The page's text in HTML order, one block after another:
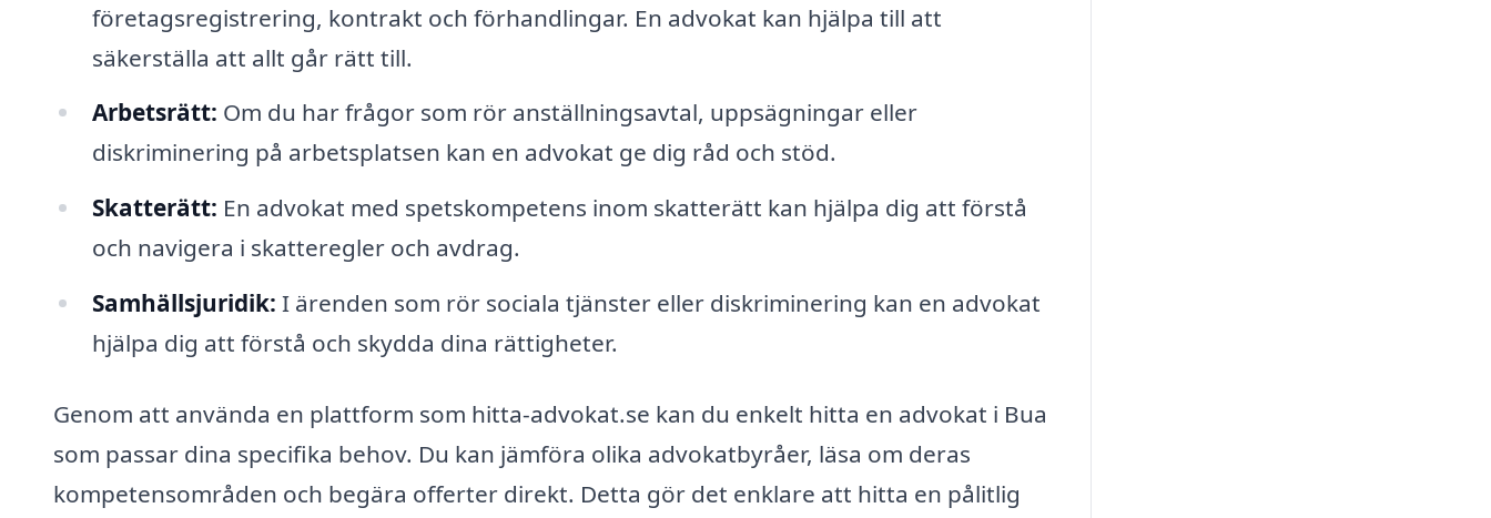
företagsregistrering, kontrakt och förhandlingar. En advokat kan hjälpa till att
säkerställa att allt går rätt till.
Arbetsrätt: Om du har frågor som rör anställningsavtal, uppsägningar eller
diskriminering på arbetsplatsen kan en advokat ge dig råd och stöd.
Skatterätt: En advokat med spetskompetens inom skatterätt kan hjälpa dig att förstå
och navigera i skatteregler och avdrag.
Samhällsjuridik: I ärenden som rör sociala tjänster eller diskriminering kan en advokat
hjälpa dig att förstå och skydda dina rättigheter.
Genom att använda en plattform som hitta-advokat.se kan du enkelt hitta en advokat i Bua
som passar dina specifika behov. Du kan jämföra olika advokatbyråer, läsa om deras
kompetensområden och begära offerter direkt. Detta gör det enklare att hitta en pålitlig